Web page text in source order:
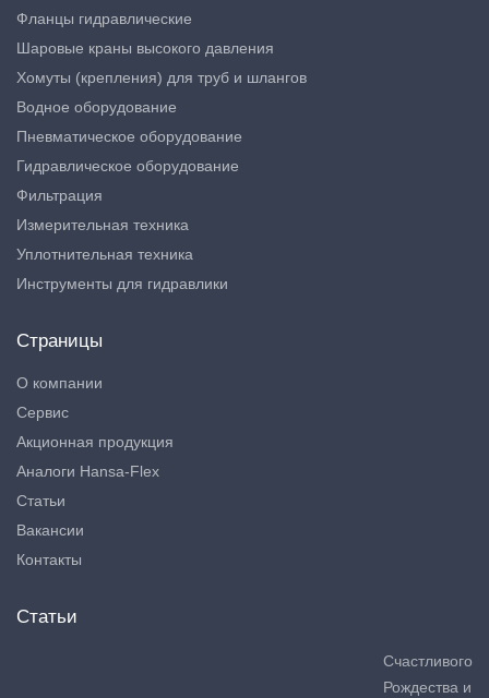
Фланцы гидравлические
Шаровые краны высокого давления
Хомуты (крепления) для труб и шлангов
Водное оборудование
Пневматическое оборудование
Гидравлическое оборудование
Фильтрация
Измерительная техника
Уплотнительная техника
Инструменты для гидравлики
Страницы
О компании
Сервис
Акционная продукция
Аналоги Hansa-Flex
Статьи
Вакансии
Контакты
Статьи
Счастливого
Рождества и